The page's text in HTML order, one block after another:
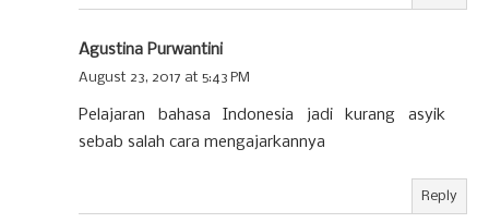
Agustina Purwantini
August 23, 2017 at 5:43 PM
Pelajaran bahasa Indonesia jadi kurang asyik
sebab salah cara mengajarkannya
Reply